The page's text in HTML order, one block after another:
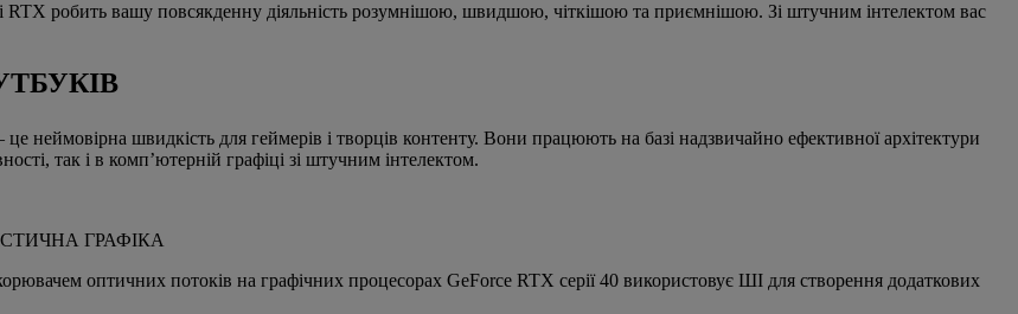
робить вашу повсякденну діяльність розумнішою, швидшою, чіткішою та приємнішою. Зі штучним інтелектом вас
неймовірна швидкість для геймерів і творців контенту. Вони працюють на базі надзвичайно ефективної архітектури
так і в комп’ютерній графіці зі штучним інтелектом.
ГРАФІКА
оптичних потоків на графічних процесорах GeForce RTX серії 40 використовує ШІ для створення додаткових